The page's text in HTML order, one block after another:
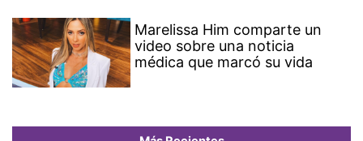
Marelissa Him comparte un
video sobre una noticia
médica que marcó su vida